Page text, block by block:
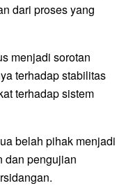
dari proses yang
menjadi sorotan
terhadap stabilitas
terhadap sistem
belah pihak menjadi
dan pengujian